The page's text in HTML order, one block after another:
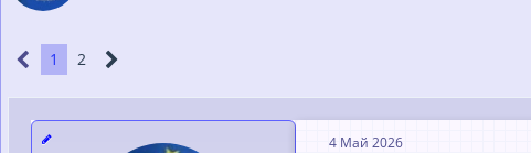
1 2
4 Май 2026